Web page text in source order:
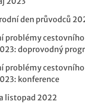
den průvodců
problémy cestovního
doprovodný
problémy cestovního
konference
listopad 2022